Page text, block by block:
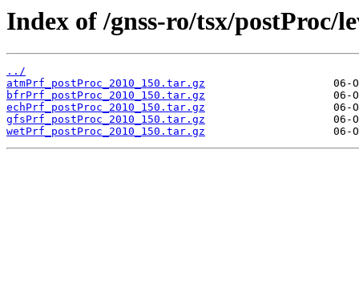
Index of /gnss-ro/tsx/postProc/
../
atmPrf_postProc_2010_150.tar.gz
bfrPrf_postProc_2010_150.tar.gz
echPrf_postProc_2010_150.tar.gz
gfsPrf_postProc_2010_150.tar.gz
wetPrf_postProc_2010_150.tar.gz